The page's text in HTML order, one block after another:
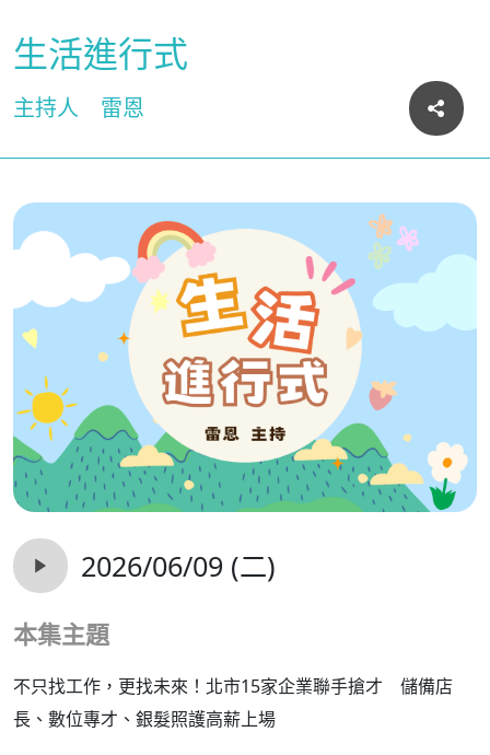
生活進行式
主持人 雷恩
2026/06/09 (二)
本集主題
不只找工作，更找未來！北市15家企業聯手搶才 儲備店
長、數位專才、銀髮照護高薪上場